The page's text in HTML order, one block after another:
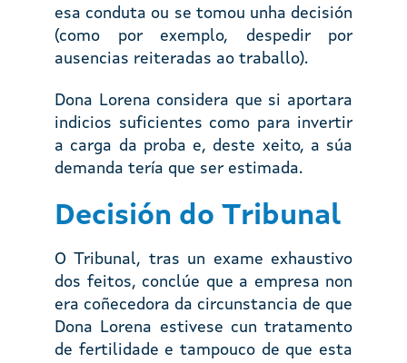
esa conduta ou se tomou unha decisión
(como por exemplo, despedir por
ausencias reiteradas ao traballo).
Dona Lorena considera que si aportara
indicios suficientes como para invertir
a carga da proba e, deste xeito, a súa
demanda tería que ser estimada.
Decisión do Tribunal
O Tribunal, tras un exame exhaustivo
dos feitos, conclúe que a empresa non
era coñecedora da circunstancia de que
Dona Lorena estivese cun tratamento
de fertilidade e tampouco de que esta